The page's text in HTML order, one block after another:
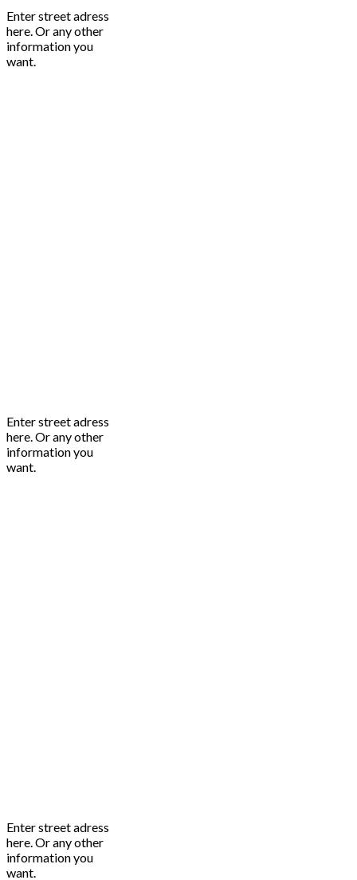
Enter street adress
here. Or any other
information you
want.
Enter street adress
here. Or any other
information you
want.
Enter street adress
here. Or any other
information you
want.